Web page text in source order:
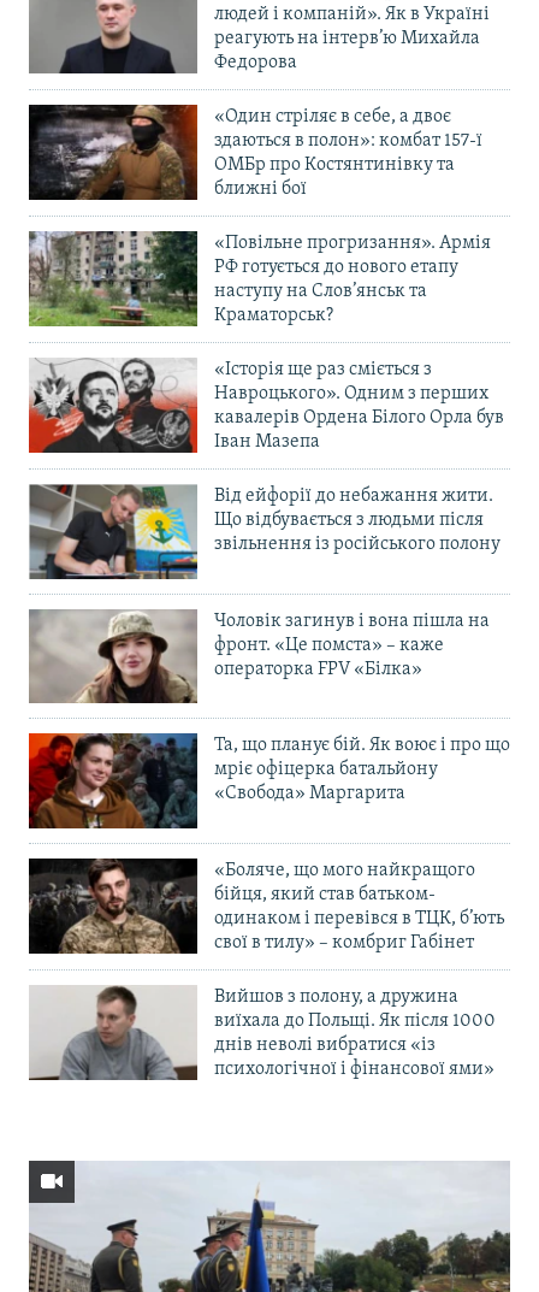
людей і компаній». Як в Україні
реагують на інтерв’ю Михайла
Федорова
«Один стріляє в себе, а двоє
здаються в полон»: комбат 157-ї
ОМБр про Костянтинівку та
ближні бої
«Повільне прогризання». Армія
РФ готується до нового етапу
наступу на Слов’янськ та
Краматорськ?
«Історія ще раз сміється з
Навроцького». Одним з перших
кавалерів Ордена Білого Орла був
Іван Мазепа
Від ейфорії до небажання жити.
Що відбувається з людьми після
звільнення із російського полону
Чоловік загинув і вона пішла на
фронт. «Це помста» – каже
операторка FPV «Білка»
Та, що планує бій. Як воює і про що
мріє офіцерка батальйону
«Свобода» Маргарита
«Боляче, що мого найкращого
бійця, який став батьком-
одинаком і перевівся в ТЦК, б’ють
свої в тилу» – комбриг Габінет
Вийшов з полону, а дружина
виїхала до Польщі. Як після 1000
днів неволі вибратися «із
психологічної і фінансової ями»